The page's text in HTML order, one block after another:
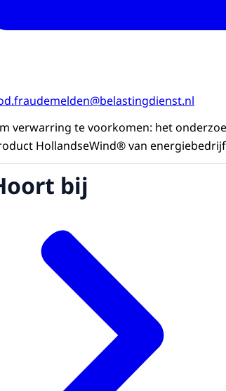
verwarring te voorkomen: het
HollandseWind® van
bij